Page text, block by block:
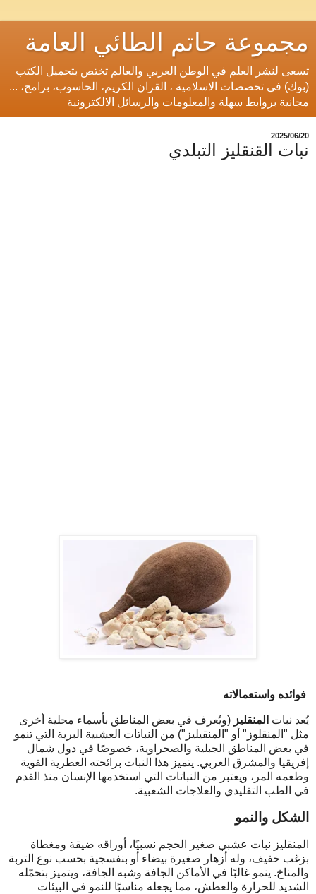
مجموعة حاتم الطائي العامة
تسعى لنشر العلم في الوطن العربي والعالم تختص بتحميل الكتب
(بوك) فى تخصصات الاسلامية ، القران الكريم، الحاسوب، برامج، ...
مجانية بروابط سهلة والمعلومات والرسائل الالكترونية
20‏/06‏/2025
نبات القنقليز التبلدي
فوائده واستعمالاته
يُعد نبات المنقليز (ويُعرف في بعض المناطق بأسماء محلية أخرى
مثل "المنقلوز" أو "المنقيليز") من النباتات العشبية البرية التي تنمو
في بعض المناطق الجبلية والصحراوية، خصوصًا في دول شمال
إفريقيا والمشرق العربي. يتميز هذا النبات برائحته العطرية القوية
وطعمه المر، ويعتبر من النباتات التي استخدمها الإنسان منذ القدم
في الطب التقليدي والعلاجات الشعبية.
الشكل والنمو
المنقليز نبات عشبي صغير الحجم نسبيًا، أوراقه ضيقة ومغطاة
بزغب خفيف، وله أزهار صغيرة بيضاء أو بنفسجية بحسب نوع التربة
والمناخ. ينمو غالبًا في الأماكن الجافة وشبه الجافة، ويتميز بتحمّله
الشديد للحرارة والعطش، مما يجعله مناسبًا للنمو في البيئات